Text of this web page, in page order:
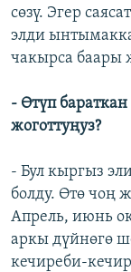
сөзү. Эгер
элди
чакырса баары
- Өтүп
жоготтуңуз?
- Бул кыргыз
болду. Өтө чоң
Апрель, июнь
аркы дүйнөгө
кечиреби-